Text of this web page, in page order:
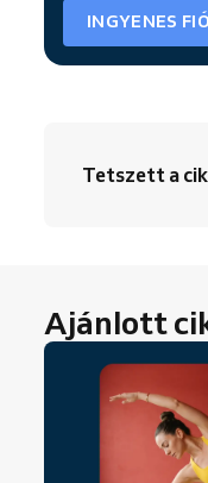
INGYENES
Tetszett a
Ajánlott